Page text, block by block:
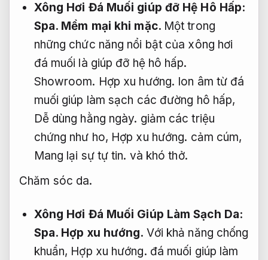
Xông Hơi Đá Muối giúp đỡ Hệ Hô Hấp:
Spa. Mềm mại khi mặc. Một trong
những chức năng nổi bật của xông hơi
đá muối là giúp đỡ hệ hô hấp.
Showroom. Hợp xu hướng. Ion âm từ đá
muối giúp làm sạch các đường hô hấp,
Dễ dùng hằng ngày. giảm các triệu
chứng như ho, Hợp xu hướng. cảm cúm,
Mang lại sự tự tin. và khó thở.
Chăm sóc da.
Xông Hơi Đá Muối Giúp Làm Sạch Da:
Spa. Hợp xu hướng. Với khả năng chống
khuẩn, Hợp xu hướng. đá muối giúp làm